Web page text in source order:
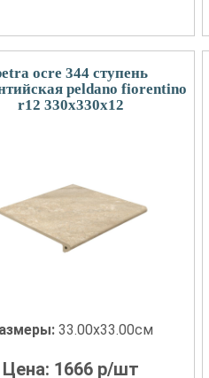
ocre 344 ступень
peldano fiorentino
r12 330x330x12
33.00x33.00см
Цена: 1666 р/шт